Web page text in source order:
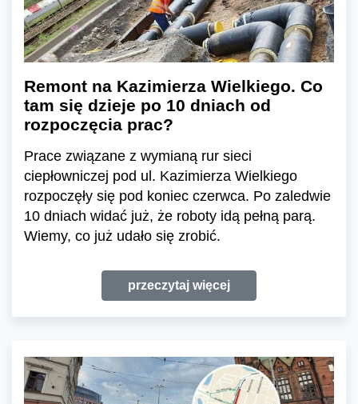
Remont na Kazimierza Wielkiego. Co
tam się dzieje po 10 dniach od
rozpoczęcia prac?
Prace związane z wymianą rur sieci
ciepłowniczej pod ul. Kazimierza Wielkiego
rozpoczęły się pod koniec czerwca. Po zaledwie
10 dniach widać już, że roboty idą pełną parą.
Wiemy, co już udało się zrobić.
przeczytaj więcej